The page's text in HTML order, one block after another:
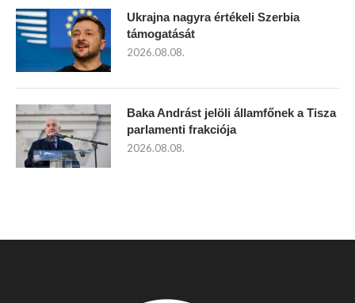
Ukrajna nagyra értékeli Szerbia
támogatását
2026.08.08.
Baka Andrást jelöli államfőnek a Tisza
parlamenti frakciója
2026.08.08.